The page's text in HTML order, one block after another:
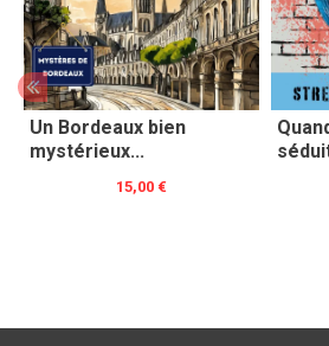
Un Bordeaux bien
mystérieux...
15,00 €